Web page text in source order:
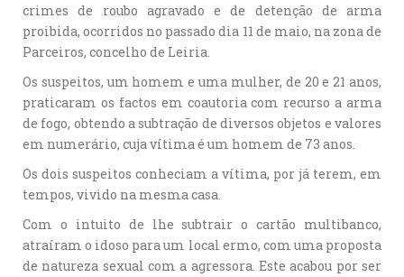
crimes de roubo agravado e de detenção de arma
proibida, ocorridos no passado dia 11 de maio, na zona de
Parceiros, concelho de Leiria.
Os suspeitos, um homem e uma mulher, de 20 e 21 anos,
praticaram os factos em coautoria com recurso a arma
de fogo, obtendo a subtração de diversos objetos e valores
em numerário, cuja vítima é um homem de 73 anos.
Os dois suspeitos conheciam a vítima, por já terem, em
tempos, vivido na mesma casa.
Com o intuito de lhe subtrair o cartão multibanco,
atraíram o idoso para um local ermo, com uma proposta
de natureza sexual com a agressora. Este acabou por ser